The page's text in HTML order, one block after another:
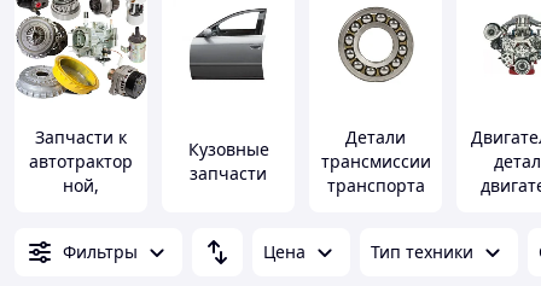
Запчасти к
автотрактор
ной,
спецтехнике
Кузовные
запчасти
Детали
трансмиссии
транспорта
Фильтры Цена Тип техники